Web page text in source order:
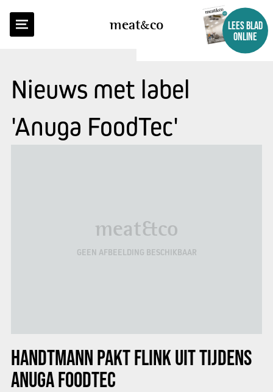
meatco
LEES BLAD
ONLINE
Nieuws met label
'Anuga FoodTec'
meat&co
GEEN AFBEELDING BESCHIKBAAR
HANDTMANN PAKT FLINK UIT TIJDENS
ANUGA FOODTEC